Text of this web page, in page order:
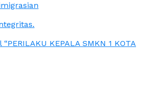
KEPALA SMKN 1 KOTA